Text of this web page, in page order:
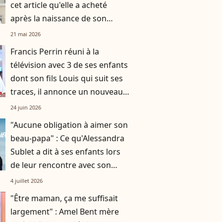
cet article qu'elle a acheté
après la naissance de son
troisième enfant
21 mai 2026
Francis Perrin réuni à la
télévision avec 3 de ses enfants
dont son fils Louis qui suit ses
traces, il annonce un nouveau
projet sans son père !
24 juin 2026
"Aucune obligation à aimer son
beau-papa" : Ce qu'Alessandra
Sublet a dit à ses enfants lors
de leur rencontre avec son
nouveau mari
4 juillet 2026
"Être maman, ça me suffisait
largement" : Amel Bent mère